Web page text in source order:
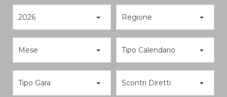
2026 Regione
Mese Tipo Calendario
Tipo Gara Scontri Diretti